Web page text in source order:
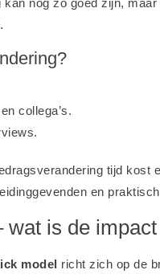
nog zo goed zijn,
collega’s.
tijd kost
en
wat is de
model richt zich op de